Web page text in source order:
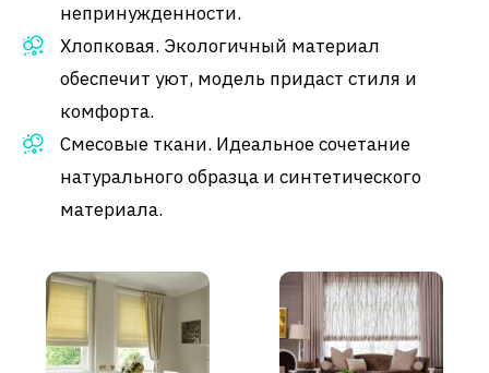
непринужденности.
Хлопковая. Экологичный материал
обеспечит уют, модель придаст стиля и
комфорта.
Смесовые ткани. Идеальное сочетание
натурального образца и синтетического
материала.